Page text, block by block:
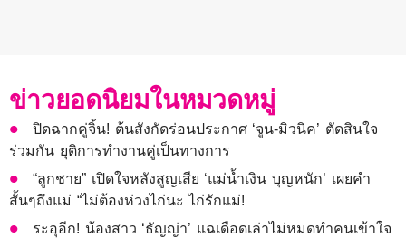
ข่าวยอดนิยมในหมวดหมู่
ปิดฉากคู่จิ้น! ต้นสังกัดร่อนประกาศ ‘จูน-มิวนิค’ ตัดสินใจ
ร่วมกัน ยุติการทำงานคู่เป็นทางการ
“ลูกชาย” เปิดใจหลังสูญเสีย ‘แม่น้ำเงิน บุญหนัก’ เผยคำ
สั้นๆถึงแม่ “ไม่ต้องห่วงไก่นะ ไก่รักแม่!
ระอุอีก! น้องสาว ‘ธัญญ่า’ แฉเดือดเล่าไม่หมดทำคนเข้าใจ